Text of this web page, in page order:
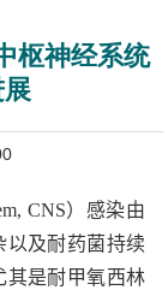
枢神经系统
CNS）感染由
以及耐药菌持续
其是耐甲氧西林